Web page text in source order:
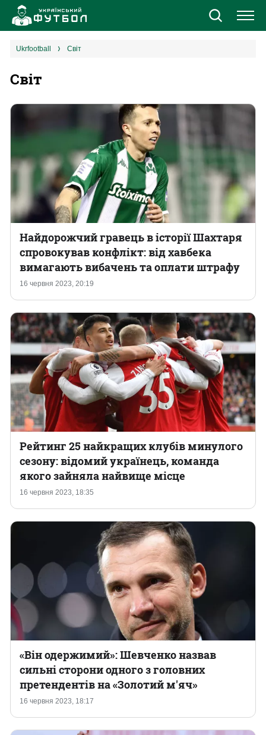
Єврокубки
УПЛ
1 ліга
2 ліга
Букмекери
ukrfootball Світ
Світ
16 червня 2023, 20:19
Найдорожчий гравець в історії Шахтаря
спровокував конфлікт: від хавбека
вимагають вибачень та оплати штрафу
16 червня 2023, 18:35
Рейтинг 25 найкращих клубів минулого
сезону: відомий українець, команда
якого зайняла найвище місце
16 червня 2023, 18:17
«Він одержимий»: Шевченко назвав
сильні сторони одного з головних
претендентів на «Золотий м'яч»